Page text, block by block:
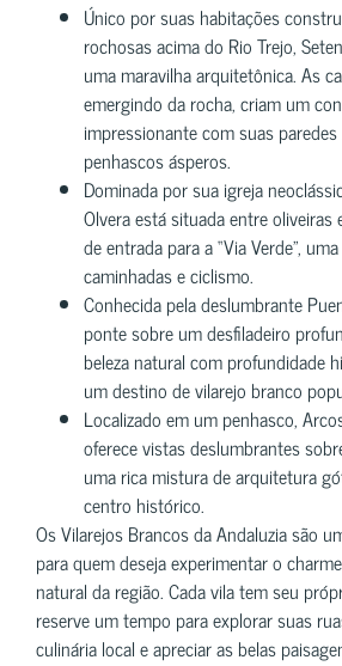
Único por suas habitações
rochosas acima do Rio Trejo,
uma maravilha arquitetônica. As
emergindo da rocha, criam um
impressionante com suas
penhascos ásperos.
Dominada por sua igreja
Olvera está situada entre
de entrada para a “Via Verde”,
caminhadas e ciclismo.
Conhecida pela deslumbrante
ponte sobre um desfiladeiro
beleza natural com profundidade
um destino de vilarejo branco
Localizado em um penhasco,
oferece vistas deslumbrantes
uma rica mistura de arquitetura
centro histórico.
Os Vilarejos Brancos da Andaluzia são
para quem deseja experimentar o
natural da região. Cada vila tem seu
reserve um tempo para explorar suas
culinária local e apreciar as belas